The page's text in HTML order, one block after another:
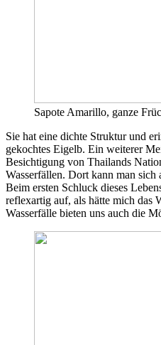
Sapote Amarillo, ganze
Sie hat eine dichte Struktur und
gekochtes Eigelb. Ein weiterer
Besichtigung von Thailands
Wasserfällen. Dort kann man
Beim ersten Schluck dieses
reflexartig auf, als hätte mich das
Wasserfälle bieten uns auch die